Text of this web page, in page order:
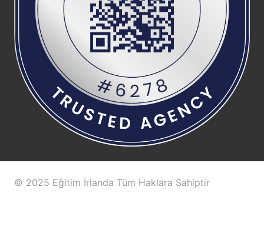
© 2025 Eğitim İrlanda Tüm Haklara Sahiptir